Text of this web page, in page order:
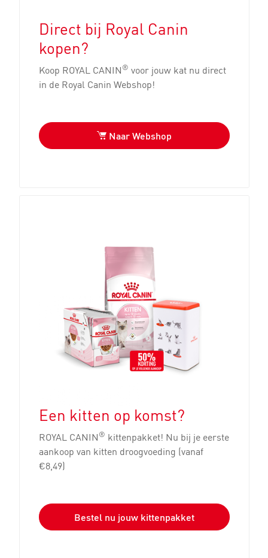
Direct bij Royal Canin
kopen?
Koop ROYAL CANIN® voor jouw kat nu direct
in de Royal Canin Webshop!
Naar Webshop
Een kitten op komst?
ROYAL CANIN® kittenpakket! Nu bij je eerste
aankoop van kitten droogvoeding (vanaf
€8,49)
Bestel nu jouw kittenpakket